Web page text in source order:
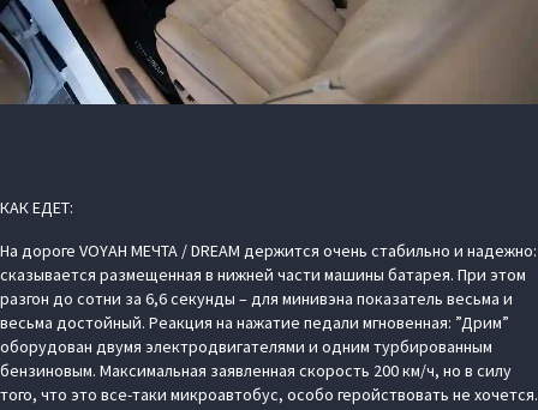
КАК ЕДЕТ:
На дороге VOYAH МЕЧТА / DREAM держится очень стабильно и надежно:
сказывается размещенная в нижней части машины батарея. При этом
разгон до сотни за 6,6 секунды – для минивэна показатель весьма и
весьма достойный. Реакция на нажатие педали мгновенная: ”Дрим”
оборудован двумя электродвигателями и одним турбированным
бензиновым. Максимальная заявленная скорость 200 км/ч, но в силу
того, что это все-таки микроавтобус, особо геройствовать не хочется.